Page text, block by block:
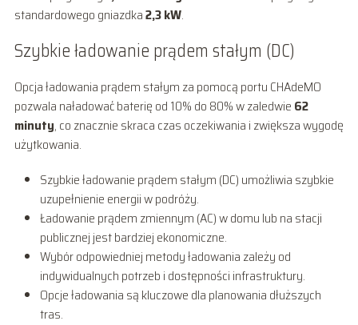
standardowego gniazdka2,3 kW.
Szybkie ładowanie prądem stałym (DC)
Opcja ładowania prądem stałym za pomocą portu CHAdeMO
pozwala naładować baterię od 10% do 80% w zaledwie 62
minuty, co znacznie skraca czas oczekiwania i zwiększa wygodę
użytkowania.
Szybkie ładowanie prądem stałym (DC) umożliwia szybkie
uzupełnienie energii w podróży.
Ładowanie prądem zmiennym (AC) w domu lub na stacji
publicznej jest bardziej ekonomiczne.
Wybór odpowiedniej metody ładowania zależy od
indywidualnych potrzeb i dostępności infrastruktury.
Opcje ładowania są kluczowe dla planowania dłuższych
tras.